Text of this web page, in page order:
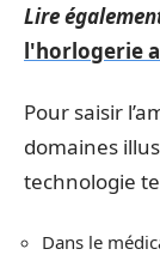
Lire
l'horlogerie
Pour saisir
domaines
technologie
Dans le